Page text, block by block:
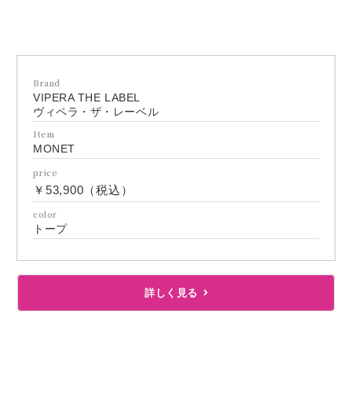
Brand
VIPERA THE LABEL
ヴィペラ・ザ・レーベル
Item
MONET
price
￥53,900（税込）
color
トープ
詳しく見る